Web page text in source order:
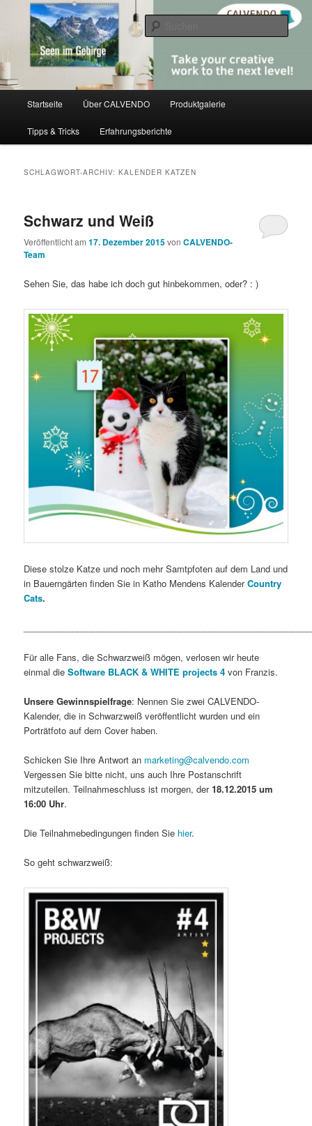
primären
springen
sekundären
springenCALVENDO
share creativity
Startseite Über CALVENDO Produktgalerie
Tipps & Tricks Erfahrungsberichte
SCHLAGWORT-ARCHIV:KALENDER KATZEN
Schwarz und Weiß
Veröffentlicht am17. Dezember 2015vonCALVENDO-
Team
Sehen Sie, das habe ich doch gut hinbekommen, oder? : )
Diese stolze Katze und noch mehr Samtpfoten auf dem Land und
in Bauerngärten finden Sie in Katho Mendens KalenderCountry
Cats.
Für alle Fans, die Schwarzweiß mögen, verlosen wir heute
einmal dieSoftware BLACK & WHITE projects 4 von Franzis.
Unsere Gewinnspielfrage: Nennen Sie zwei CALVENDO-
Kalender, die in Schwarzweiß veröffentlicht wurden und ein
Porträtfoto auf dem Cover haben.
Schicken Sie Ihre Antwort an marketing@calvendo.com
Vergessen Sie bitte nicht, uns auch Ihre Postanschrift
mitzuteilen. Teilnahmeschluss ist morgen, der18.12.2015 um
16:00 Uhr.
Die Teilnahmebedingungen finden Sie hier.
So geht schwarzweiß: